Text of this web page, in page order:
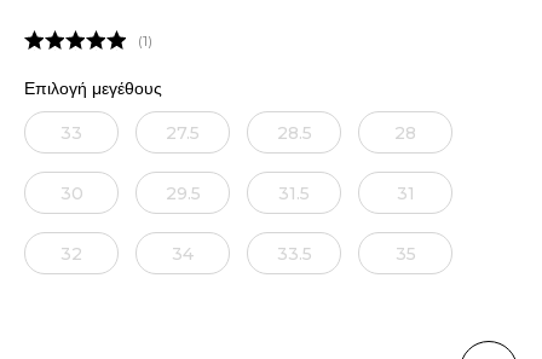
1
Επιλογή μεγέθους
33 27.5 28.5 28
30 29.5 31.5 31
32 34 33.5 35